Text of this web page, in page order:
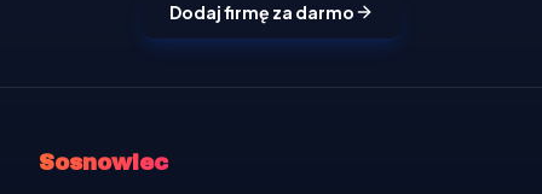
Dodaj firmę za darmo
Sosnowiec